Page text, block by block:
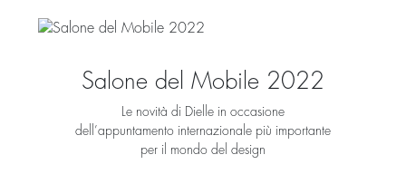
Salone del Mobile 2022
Le novità di Dielle in occasione
dell’appuntamento internazionale più importante
per il mondo del design